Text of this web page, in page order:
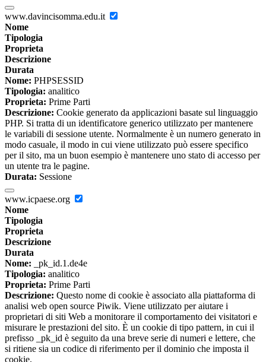
www.davincisomma.edu.it
Nome
Tipologia
Proprieta
Descrizione
Durata
Nome: PHPSESSID
Tipologia: analitico
Proprieta: Prime Parti
Descrizione: Cookie generato da applicazioni basate sul linguaggio
PHP. Si tratta di un identificatore generico utilizzato per mantenere
le variabili di sessione utente. Normalmente è un numero generato in
modo casuale, il modo in cui viene utilizzato può essere specifico
per il sito, ma un buon esempio è mantenere uno stato di accesso per
un utente tra le pagine.
Durata: Sessione
www.icpaese.org
Nome
Tipologia
Proprieta
Descrizione
Durata
Nome: _pk_id.1.de4e
Tipologia: analitico
Proprieta: Prime Parti
Descrizione: Questo nome di cookie è associato alla piattaforma di
analisi web open source Piwik. Viene utilizzato per aiutare i
proprietari di siti Web a monitorare il comportamento dei visitatori e
misurare le prestazioni del sito. È un cookie di tipo pattern, in cui il
prefisso _pk_id è seguito da una breve serie di numeri e lettere, che
si ritiene sia un codice di riferimento per il dominio che imposta il
cookie.